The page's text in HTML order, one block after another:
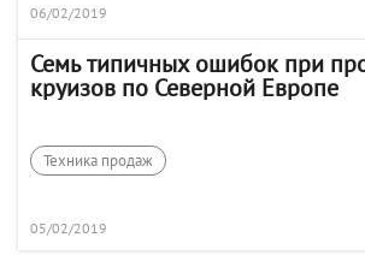
06/02/2019
Семь типичных ошибок при
круизов по Северной Европе
Техника продаж
05/02/2019